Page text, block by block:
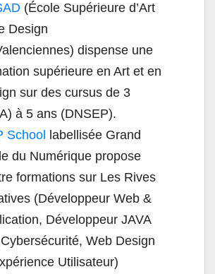
(École Supérieure d’Art
Design
dispense une
supérieure en Art et en
sur des cursus de 3
à 5 ans (DNSEP).
School
labellisée Grand
du Numérique propose
formations sur Les Rives
(Développeur Web &
Développeur JAVA
Web Design
Utilisateur)